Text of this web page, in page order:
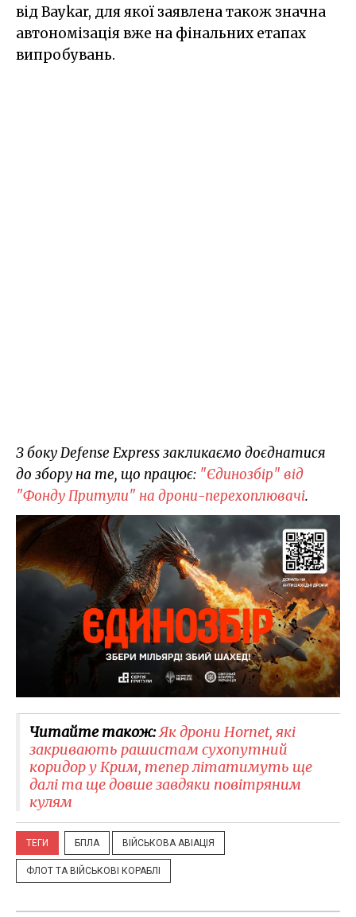
від Baykar, для якої заявлена також значна
автономізація вже на фінальних етапах
випробувань.
З боку Defense Express закликаємо доєднатися
до збору на те, що працює: "Єдинозбір" від
"Фонду Притули" на дрони-перехоплювачі.
Читайте також:Як дрони Hornet, які
закривають рашистам сухопутний
коридор у Крим, тепер літатимуть ще
далі та ще довше завдяки повітряним
кулям
ТЕГИ БПЛА ВІЙСЬКОВА АВІАЦІЯ
ФЛОТ ТА ВІЙСЬКОВІ КОРАБЛІ